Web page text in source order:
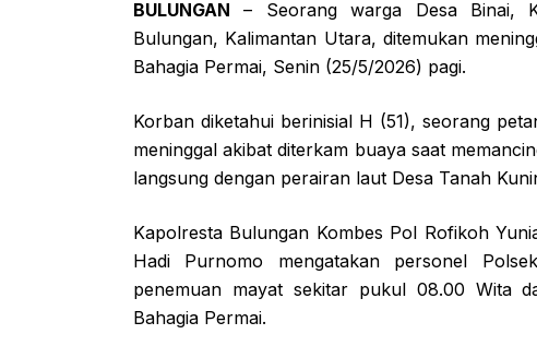
BULUNGAN – Seorang warga Desa Binai,
Bulungan, Kalimantan Utara, ditemukan
Bahagia Permai, Senin (25/5/2026) pagi.
Korban diketahui berinisial H (51), seorang
meninggal akibat diterkam buaya saat
langsung dengan perairan laut Desa Tanah
Kapolresta Bulungan Kombes Pol Rofikoh
Hadi Purnomo mengatakan personel
penemuan mayat sekitar pukul 08.00 Wita
Bahagia Permai.